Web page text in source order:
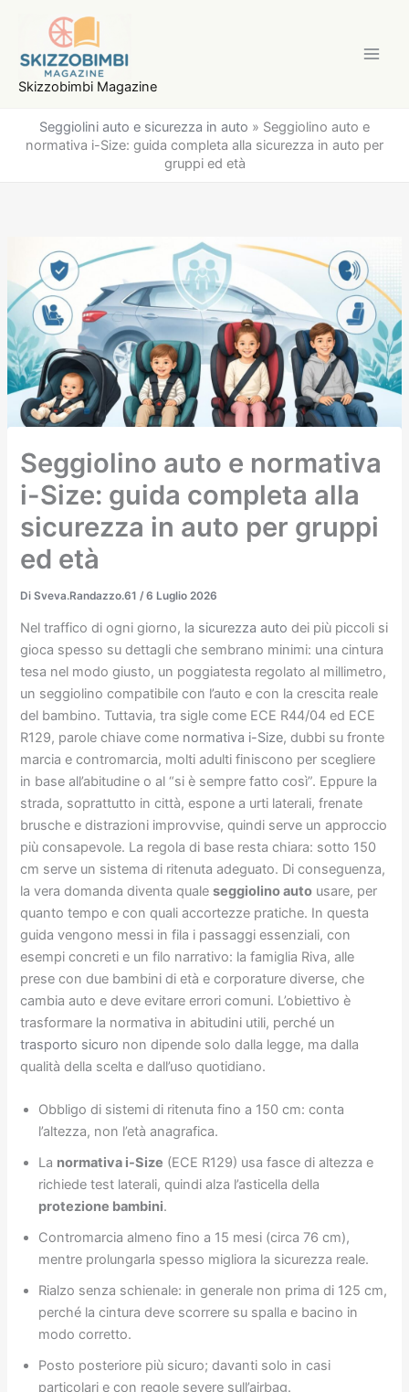
contenuto
Skizzobimbi Magazine
Seggiolini auto e sicurezza in auto » Seggiolino auto e
normativa i-Size: guida completa alla sicurezza in auto per
gruppi ed età
Seggiolino auto e normativa
i-Size: guida completa alla
sicurezza in auto per gruppi
ed età
DiSveva.Randazzo.61 /6 Luglio 2026
Nel traffico di ogni giorno, la sicurezza auto dei più piccoli si
gioca spesso su dettagli che sembrano minimi: una cintura
tesa nel modo giusto, un poggiatesta regolato al millimetro,
un seggiolino compatibile con l’auto e con la crescita reale
del bambino. Tuttavia, tra sigle come ECE R44/04 ed ECE
R129, parole chiave come normativa i-Size, dubbi su fronte
marcia e contromarcia, molti adulti finiscono per scegliere
in base all’abitudine o al “si è sempre fatto così”. Eppure la
strada, soprattutto in città, espone a urti laterali, frenate
brusche e distrazioni improvvise, quindi serve un approccio
più consapevole. La regola di base resta chiara: sotto 150
cm serve un sistema di ritenuta adeguato. Di conseguenza,
la vera domanda diventa qualeseggiolino auto usare, per
quanto tempo e con quali accortezze pratiche. In questa
guida vengono messi in fila i passaggi essenziali, con
esempi concreti e un filo narrativo: la famiglia Riva, alle
prese con due bambini di età e corporature diverse, che
cambia auto e deve evitare errori comuni. L’obiettivo è
trasformare la normativa in abitudini utili, perché un
trasporto sicuro non dipende solo dalla legge, ma dalla
qualità della scelta e dall’uso quotidiano.
Obbligo di sistemi di ritenuta fino a 150 cm: conta
l’altezza, non l’età anagrafica.
La normativa i-Size (ECE R129) usa fasce di altezza e
richiede test laterali, quindi alza l’asticella della
protezione bambini.
Contromarcia almeno fino a 15 mesi (circa 76 cm),
mentre prolungarla spesso migliora la sicurezza reale.
Rialzo senza schienale: in generale non prima di 125 cm,
perché la cintura deve scorrere su spalla e bacino in
modo corretto.
Posto posteriore più sicuro; davanti solo in casi
particolari e con regole severe sull’airbag.